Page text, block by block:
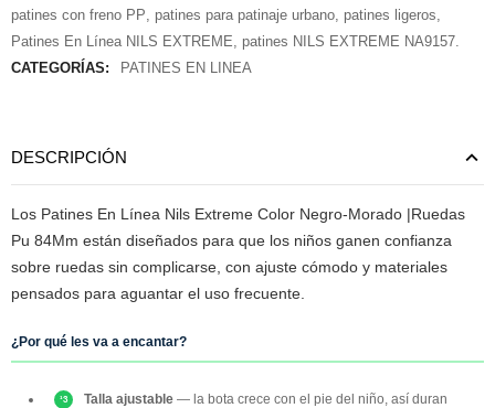
patines con freno PP
patines para patinaje urbano patines ligeros
Patines En Línea NILS EXTREME
patines NILS EXTREME NA9157.
CATEGORÍAS:
PATINES EN LINEA
DESCRIPCIÓN
Los Patines En Línea Nils Extreme Color Negro-Morado |Ruedas
Pu 84Mm están diseñados para que los niños ganen confianza
sobre ruedas sin complicarse, con ajuste cómodo y materiales
pensados para aguantar el uso frecuente.
¿Por qué les va a encantar?
Talla ajustable — la bota crece con el pie del niño, así duran